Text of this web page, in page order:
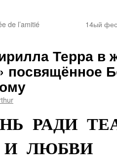
de l’amitié
14ый
Терра в
посвящённое
РАДИ
И ЛЮБВИ